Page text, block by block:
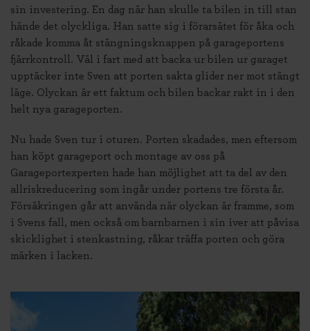
sin investering. En dag när han skulle ta bilen in till stan
hände det olyckliga. Han satte sig i förarsätet för åka och
råkade komma åt stängningsknappen på garageportens
fjärrkontroll. Väl i fart med att backa ur bilen ur garaget
upptäcker inte Sven att porten sakta glider ner mot stängt
läge. Olyckan är ett faktum och bilen backar rakt in i den
helt nya garageporten.
Nu hade Sven tur i oturen. Porten skadades, men eftersom
han köpt garageport och montage av oss på
Garageportexperten hade han möjlighet att ta del av den
allriskreducering som ingår under portens tre första år.
Försäkringen går att använda när olyckan är framme, som
i Svens fall, men också om barnbarnen i sin iver att påvisa
skicklighet i stenkastning, råkar träffa porten och göra
märken i lacken.